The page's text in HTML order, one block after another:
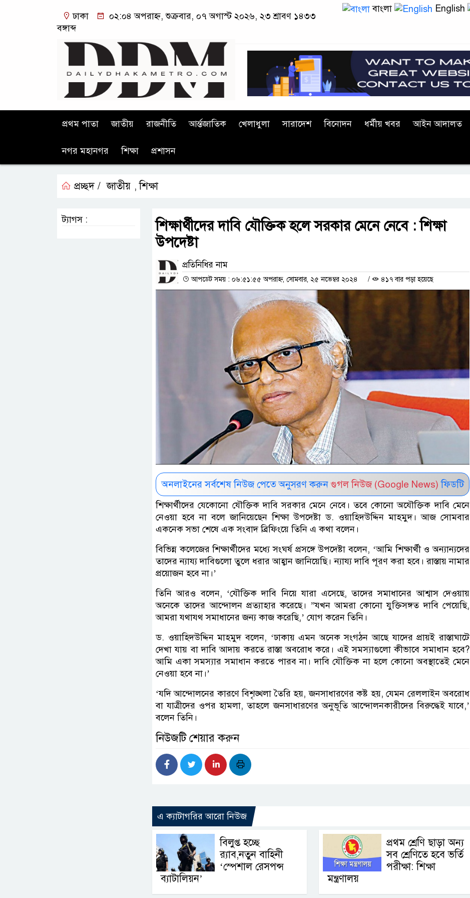
ঢাকা
০২:০৪ অপরাহ্ন, শুক্রবার, ০৭ অগাস্ট ২০২৬, ২৩ শ্রাবণ ১৪৩৩
বঙ্গাব্দ
বাংলা English
প্রথম পাতা জাতীয় রাজনীতি আর্ন্তজাতিক খেলাধুলা সারাদেশ বিনোদন ধর্মীয় খবর আইন আদালত
নগর মহানগর শিক্ষা প্রশাসন
প্রচ্ছদ / জাতীয় ,শিক্ষা
শিক্ষার্থীদের দাবি যৌক্তিক হলে সরকার মেনে নেবে : শিক্ষা
উপদেষ্টা
প্রতিনিধির নাম
আপডেট সময় : ০৬:৫১:৫৫ অপরাহ্ন, সোমবার, ২৫ নভেম্বর ২০২৪ / ৪১৭ বার পড়া হয়েছে
অনলাইনের সর্বশেষ নিউজ পেতে অনুসরণ করুন গুগল নিউজ (Google News) ফিডটি
শিক্ষার্থীদের যেকোনো যৌক্তিক দাবি সরকার মেনে নেবে। তবে কোনো অযৌক্তিক দাবি মেনে
নেওয়া হবে না বলে জানিয়েছেন শিক্ষা উপদেষ্টা ড. ওয়াহিদউদ্দিন মাহমুদ। আজ সোমবার
একনেক সভা শেষে এক সংবাদ ব্রিফিংয়ে তিনি এ কথা বলেন।
বিভিন্ন কলেজের শিক্ষার্থীদের মধ্যে সংঘর্ষ প্রসঙ্গে উপদেষ্টা বলেন, ‘আমি শিক্ষার্থী ও অন্যান্যদের
তাদের ন্যায্য দাবিগুলো তুলে ধরার আহ্বান জানিয়েছি। ন্যায্য দাবি পূরণ করা হবে। রাস্তায় নামার
প্রয়োজন হবে না।’
তিনি আরও বলেন, ‘যৌক্তিক দাবি নিয়ে যারা এসেছে, তাদের সমাধানের আশ্বাস দেওয়ায়
অনেকে তাদের আন্দোলন প্রত্যাহার করেছে। ”যখন আমরা কোনো যুক্তিসঙ্গত দাবি পেয়েছি,
আমরা যথাযথ সমাধানের জন্য কাজ করেছি,’ যোগ করেন তিনি।
ড. ওয়াহিদউদ্দিন মাহমুদ বলেন, ‘ঢাকায় এমন অনেক সংগঠন আছে যাদের প্রায়ই রাস্তাঘাটে
দেখা যায় বা দাবি আদায় করতে রাস্তা অবরোধ করে। এই সমস্যাগুলো কীভাবে সমাধান হবে?
আমি একা সমস্যার সমাধান করতে পারব না। দাবি যৌক্তিক না হলে কোনো অবস্থাতেই মেনে
নেওয়া হবে না।’
‘যদি আন্দোলনের কারণে বিশৃঙ্খলা তৈরি হয়, জনসাধারণের কষ্ট হয়, যেমন রেললাইন অবরোধ
বা যাত্রীদের ওপর হামলা, তাহলে জনসাধারণের অনুভূতি আন্দোলনকারীদের বিরুদ্ধেই যাবে,’
বলেন তিনি।
নিউজটি শেয়ার করুন
এ ক্যাটাগরির আরো নিউজ
বিলুপ্ত হচ্ছে
র‍্যাব,নতুন বাহিনী
‘স্পেশাল রেসপন্স
ব্যাটালিয়ন’
প্রথম শ্রেণি ছাড়া অন্য
সব শ্রেণিতে হবে ভর্তি
পরীক্ষা: শিক্ষা
মন্ত্রণালয়
ট্যাগস :